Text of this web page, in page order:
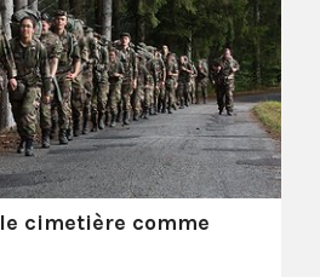
le cimetière comme